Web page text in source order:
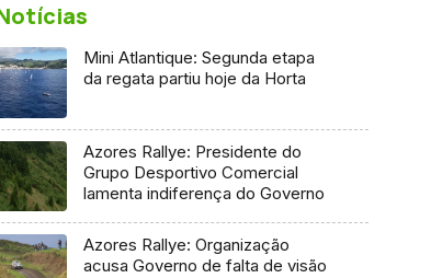
Mini Atlantique: Segunda etapa
da regata partiu hoje da Horta
Azores Rallye: Presidente do
Grupo Desportivo Comercial
lamenta indiferença do Governo
Azores Rallye: Organização
acusa Governo de falta de visão